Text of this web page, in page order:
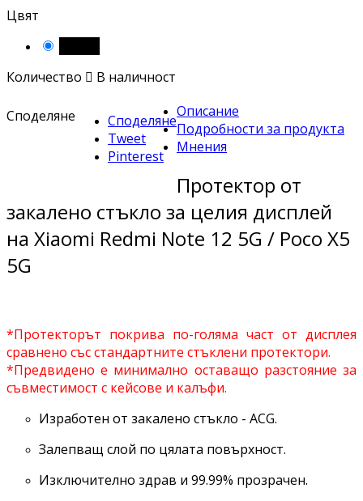
Цвят
Количество  В наличност
Споделяне
Споделяне
Tweet
Pinterest
Описание
Подробности за продукта
Мнения
Протектор от
закалено стъкло за целия дисплей
на Xiaomi Redmi Note 12 5G / Poco X5
5G
*Протекторът покрива по-голяма част от дисплея
сравнено със стандартните стъклени протектори.
*Предвидено е минимално оставащо разстояние за
съвместимост с кейсове и калъфи.
Изработен от закалено стъкло - ACG.
Залепващ слой по цялата повърхност.
Изключително здрав и 99.99% прозрачен.